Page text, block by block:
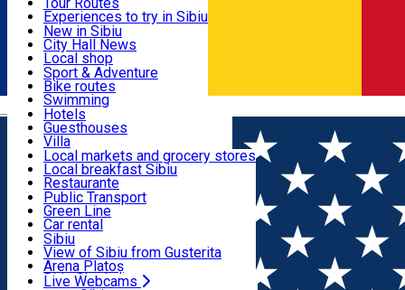
Română
Useful info
Activities & Adventure
Accommodation
Food, Drinks & Nightlife
Transport & Parking
Live Webcams
Experiences to try in Sibiu
Podcast
Culture
Museums
Churches
Parks, Zoo
County of Sibiu
New in Sibiu
City Hall News
Local shop
Sibiu artisans
Sibiul Verde
Public services
Education
How do I get to Sibiu
Tourist Info
Tour Guides
Guided tours
Publicații locale
Beauty salons
Sport & Adventure
Bike routes
Swimming
Riding
Indoor activities
Loc de joacă indoor
Loc de joacă outdoor
Ski
Ice skating
Yoga
Hotels
Guesthouses
Villa
Hostels
Motel
Camping
Renting rooms
Rooms for rent
Accommodation outside Sibiu
Local markets and grocery stores
Local breakfast Sibiu
Restaurante
Pizza
Fast Food
Coffee
Sweets
Pub, Bar
Night clubs
Bakeries
Public Transport
Green Line
Car rental
Rent a bike
Scooter rentals
Taxi
Ride Sharing
Sibiu
View of Sibiu from Gusterita
Arena Platoș
Live Webcams